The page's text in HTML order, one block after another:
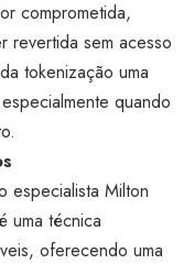
comprometida,
revertida sem acesso
tokenização uma
quando
especialista Milton
uma técnica
oferecendo uma